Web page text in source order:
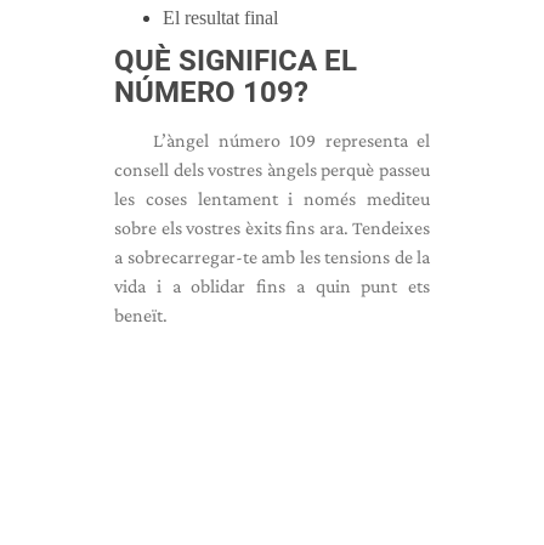
El resultat final
QUÈ SIGNIFICA EL
NÚMERO 109?
L’àngel número 109 representa el
consell dels vostres àngels perquè passeu
les coses lentament i només mediteu
sobre els vostres èxits fins ara. Tendeixes
a sobrecarregar-te amb les tensions de la
vida i a oblidar fins a quin punt ets
beneït.